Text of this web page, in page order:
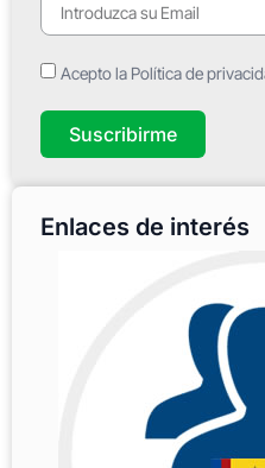
Acepto la Política de
Suscribirme
Enlaces de interés